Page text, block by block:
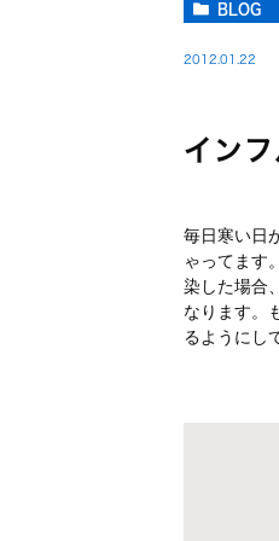
BLOG
2012.01.22
イン
毎日寒い日
ゃってます
染した場合
なります。
るようにし